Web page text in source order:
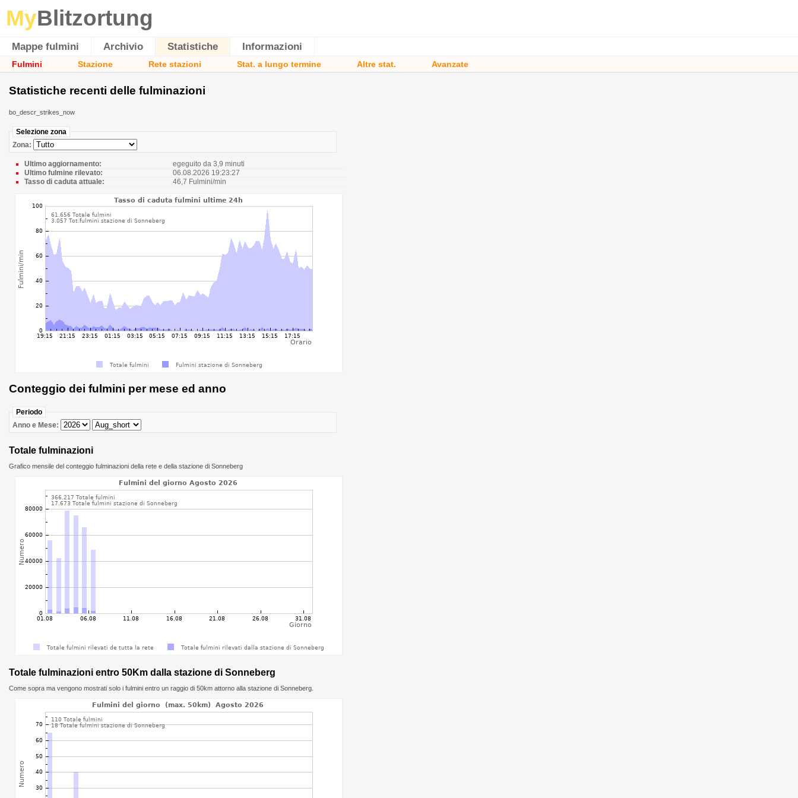
MyBlitzortung
Mappe fulmini Archivio Statistiche Informazioni
Fulmini Stazione Rete stazioni Stat. a lungo termine Altre stat. Avanzate
Statistiche recenti delle fulminazioni
bo_descr_strikes_now
Selezione zona
Zona:
Ultimo aggiornamento:
egeguito da 3,9 minuti
Ultimo fulmine rilevato:
06.08.2026 19:23:27
Tasso di caduta attuale:
46,7 Fulmini/min
Conteggio dei fulmini per mese ed anno
Periodo
Anno e Mese:
Totale fulminazioni
Grafico mensile del conteggio fulminazioni della rete e della stazione di Sonneberg
Totale fulminazioni entro 50Km dalla stazione di Sonneberg
Come sopra ma vengono mostrati solo i fulmini entro un raggio di 50km attorno alla stazione di Sonneberg.